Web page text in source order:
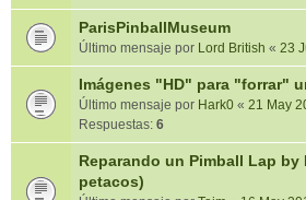
ParisPinballMuseum
Último mensaje por Lord British « 23
Imágenes "HD" para "forrar"
Último mensaje por Hark0 « 21 May
Respuestas: 6
Reparando un Pimball Lap by
petacos)